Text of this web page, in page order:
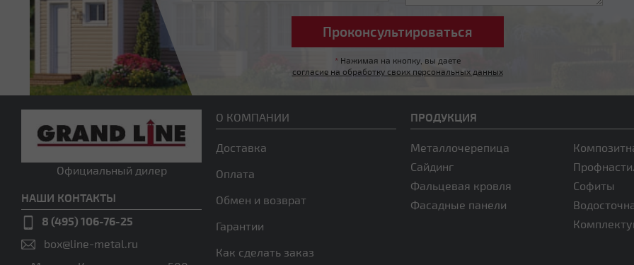
*Нажимая на кнопку, вы даете
согласие на обработку своих персональных данных
Официальный дилер
НАШИ КОНТАКТЫ
8 (495) 106-76-25
box@line-metal.ru
О КОМПАНИИ
Доставка
Оплата
Обмен и возврат
Гарантии
Как сделать заказ
ПРОДУКЦИЯ
Металлочерепица
Сайдинг
Фальцевая кровля
Фасадные панели
Софиты